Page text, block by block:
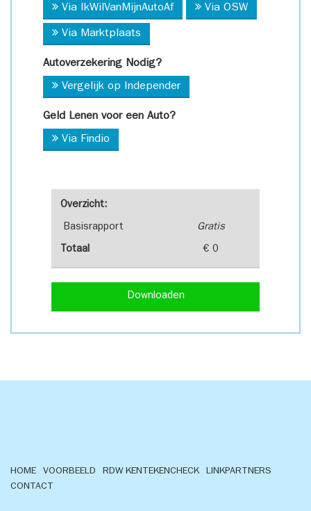
Overzicht:
Basisrapport Gratis
Totaal € 0
Downloaden
Via IkWilVanMijnAutoAf Via OSW
Via Marktplaats
Autoverzekering Nodig?
Vergelijk op Independer
Geld Lenen voor een Auto?
Via Findio
HOME VOORBEELD RDW KENTEKENCHECK
LINKPARTNERS
CONTACT